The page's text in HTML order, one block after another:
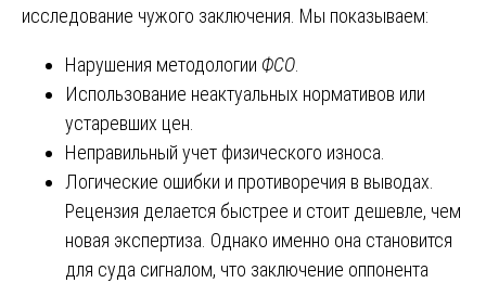
исследование чужого заключения. Мы показываем:
Нарушения методологии ФСО.
Использование неактуальных нормативов или
устаревших цен.
Неправильный учет физического износа.
Логические ошибки и противоречия в выводах.
Рецензия делается быстрее и стоит дешевле, чем
новая экспертиза. Однако именно она становится
для суда сигналом, что заключение оппонента